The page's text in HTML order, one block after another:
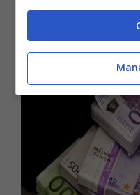
termale,
centro aver